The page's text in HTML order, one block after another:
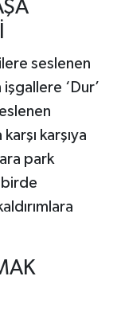
seslenen
‘Dur’
karşıya
park